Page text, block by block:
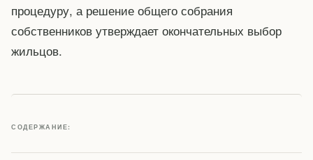
процедуру, а решение общего собрания
собственников утверждает окончательных выбор
жильцов.
СОДЕРЖАНИЕ: